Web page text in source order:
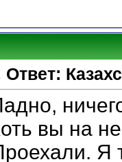
Ответ:
вы на
Я